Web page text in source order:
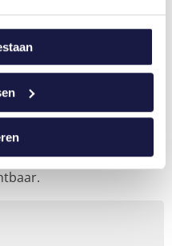
en bepaal hoe je skills
(cases, werkproeven,
en interne mobiliteit
en groeipaden.
én motivatie: maak